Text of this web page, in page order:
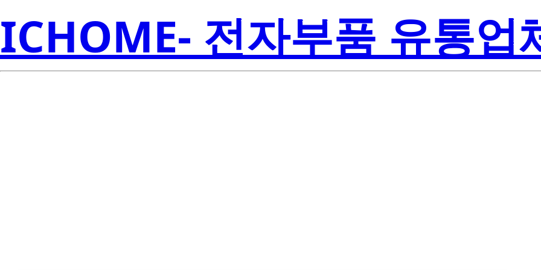
ICHOME- 전자부품 유통업